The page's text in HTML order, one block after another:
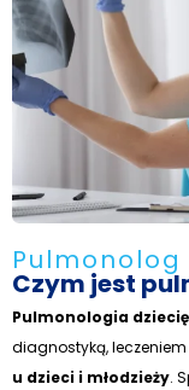
Pulmonolog
Czym jest
Pulmonologia
diagnostyką,
u dzieci i młodzieży.